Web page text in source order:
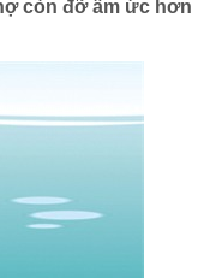
còn đỡ ấm ức hơn